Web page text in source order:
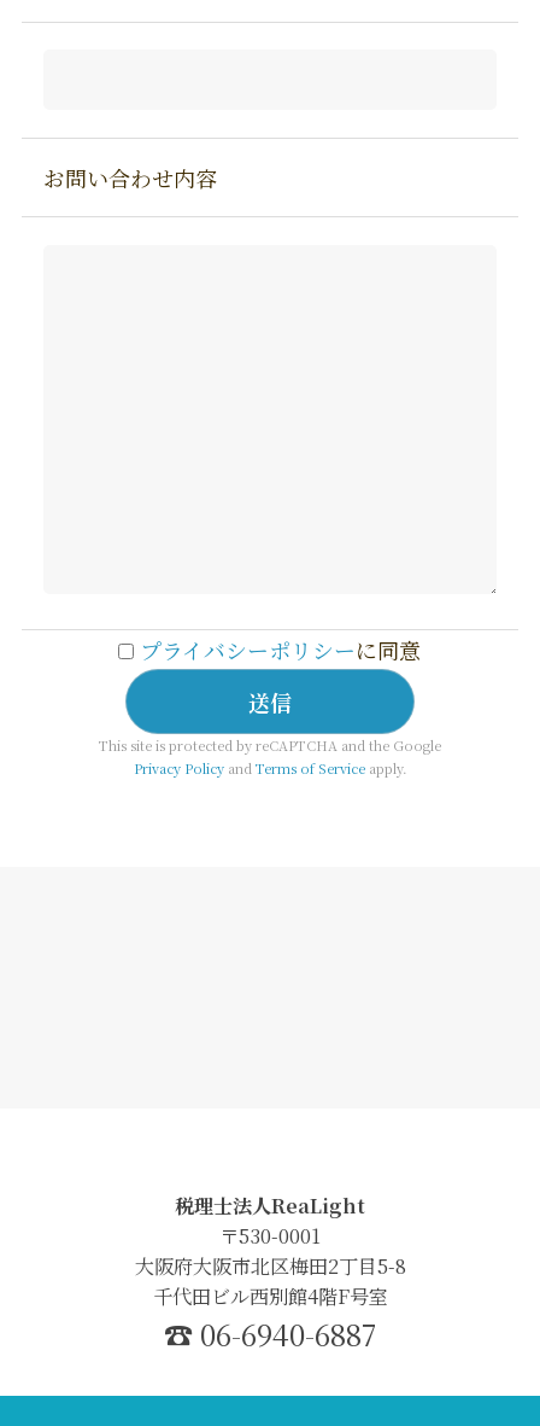
お問い合わせ内容
プライバシーポリシーに同意
This site is protected by reCAPTCHA and the Google
Privacy Policyand Terms of Serviceapply.
税理士法人ReaLight
〒530-0001
大阪府大阪市北区梅田2丁目5-8
千代田ビル西別館4階F号室
☎︎ 06-6940-6887